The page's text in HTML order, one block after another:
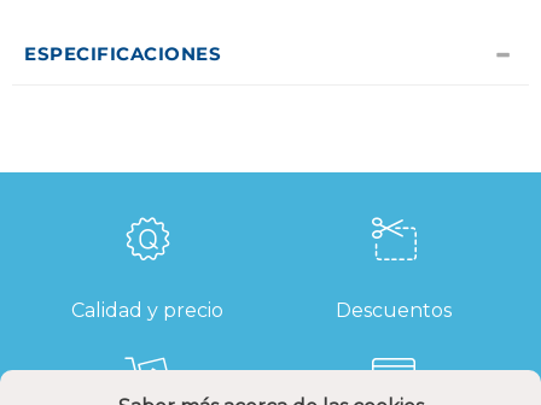
ESPECIFICACIONES
Calidad y precio Descuentos